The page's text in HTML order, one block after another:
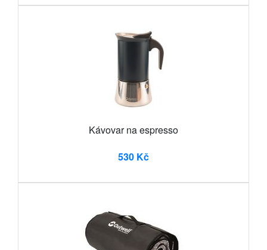
Kávovar na espresso
530 Kč